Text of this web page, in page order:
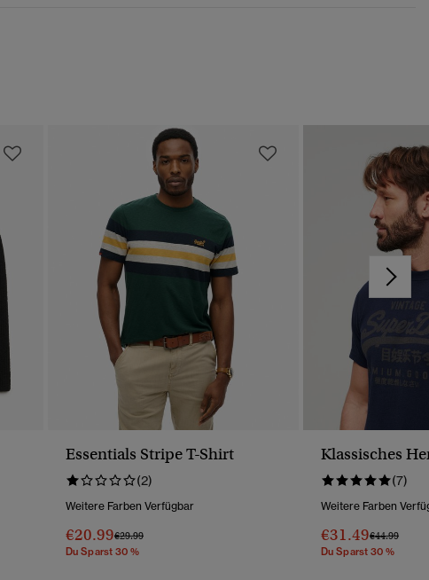
Essentials Stripe T-Shirt
(2)
Weitere Farben Verfügbar
€20.99Preis Wurde Reduziert Von
€29.99Bis
Du Sparst 30 %
Klassisches
(7)
Weitere Farben
€31.49Preis Wurde
€44.99Bis
Du Sparst 30 %